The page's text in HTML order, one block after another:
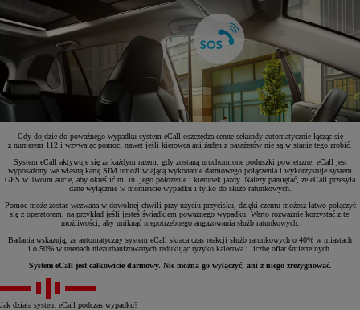
Gdy dojdzie do poważnego wypadku system eCall oszczędza cenne sekundy automatycznie łącząc się
z numerem 112 i wzywając pomoc, nawet jeśli kierowca ani żaden z pasażerów nie są w stanie tego zrobić.
System eCall aktywuje się za każdym razem, gdy zostaną uruchomione poduszki powietrzne. eCall jest
wyposażony we własną kartę SIM umożliwiającą wykonanie darmowego połączenia i wykorzystuje system
GPS w Twoim aucie, aby określić m. in. jego położenie i kierunek jazdy. Należy pamiętać, że eCall przesyła
dane wyłącznie w momencie wypadku i tylko do służb ratunkowych.
Pomoc może zostać wezwana w dowolnej chwili przy użyciu przycisku, dzięki czemu możesz łatwo połączyć
się z operatorem, na przykład jeśli jesteś świadkiem poważnego wypadku. Warto rozważnie korzystać z tej
możliwości, aby uniknąć niepotrzebnego angażowania służb ratunkowych.
Badania wskazują, że automatyczny system eCall skraca czas reakcji służb ratunkowych o 40% w miastach
i o 50% w terenach niezurbanizowanych redukując ryzyko kalectwa i liczbę ofiar śmiertelnych.
System eCall jest całkowicie darmowy. Nie można go wyłączyć, ani z niego zrezygnować.
Jak działa system eCall podczas wypadku?